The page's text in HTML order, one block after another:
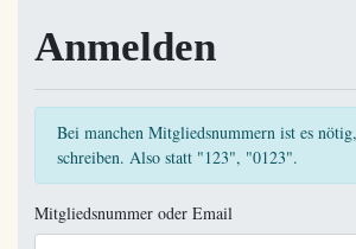
Anmelden
Bei manchen Mitgliedsnummern ist es
schreiben. Also statt "123", "0123".
Mitgliedsnummer oder Email